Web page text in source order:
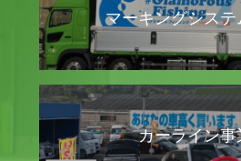
マーキングシステ
カーライン事